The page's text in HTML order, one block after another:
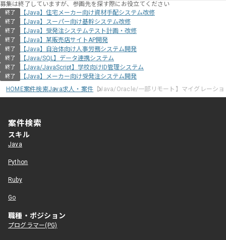
募集は終了していますが、参画先を探す際にお役立てください
終了 【Java】住宅メーカー向け資材⼿配システム改修
終了 【Java】スーパー向け基幹システム改修
終了 【Java】受発注システムテスト計画・改修
終了 【Java】某販売店サイトAP開発
終了 【Java】自治体向け人事労務システム開発
終了 【Java/SQL】データ連携システム
終了 【Java/JavaScript】学校向けID管理システム
終了
【Java】メーカー向け受発注システム開発
HOME案件検索Java求人・案件 【Java/Oracle/一部リモート】マイグレーシ
案件検索
スキル
Java
Python
Ruby
Go
職種・ポジション
プログラマー(PG)